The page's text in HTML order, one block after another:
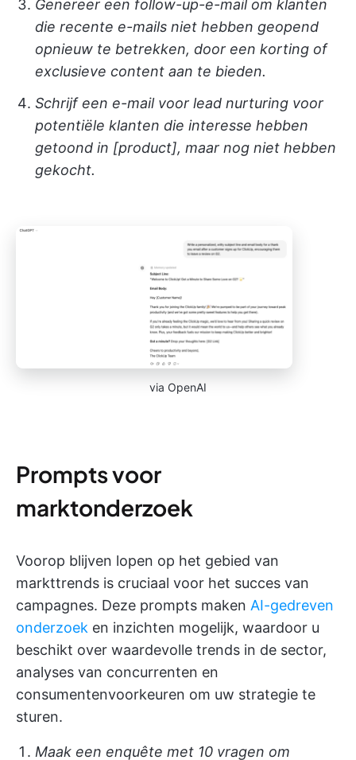
Genereer een follow-up-e-mail om klanten
die recente e-mails niet hebben geopend
opnieuw te betrekken, door een korting of
exclusieve content aan te bieden.
Schrijf een e-mail voor lead nurturing voor
potentiële klanten die interesse hebben
getoond in [product], maar nog niet hebben
gekocht.
via OpenAI
Prompts voor
marktonderzoek
Voorop blijven lopen op het gebied van
markttrends is cruciaal voor het succes van
campagnes. Deze prompts maken AI-gedreven
onderzoek en inzichten mogelijk, waardoor u
beschikt over waardevolle trends in de sector,
analyses van concurrenten en
consumentenvoorkeuren om uw strategie te
sturen.
Maak een enquête met 10 vragen om